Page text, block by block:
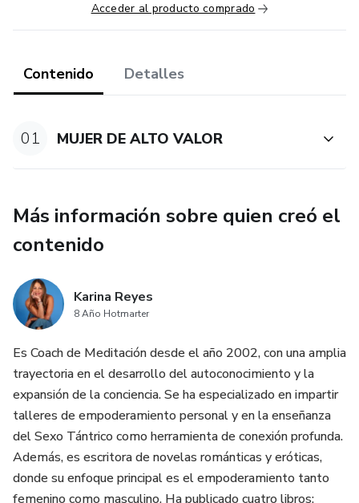
Acceder al producto comprado
Contenido Detalles
01 MUJER DE ALTO VALOR
Más información sobre quien creó el
contenido
Karina Reyes
8 Año Hotmarter
Es Coach de Meditación desde el año 2002, con una amplia
trayectoria en el desarrollo del autoconocimiento y la
expansión de la conciencia. Se ha especializado en impartir
talleres de empoderamiento personal y en la enseñanza
del Sexo Tántrico como herramienta de conexión profunda.
Además, es escritora de novelas románticas y eróticas,
donde su enfoque principal es el empoderamiento tanto
femenino como masculino. Ha publicado cuatro libros: